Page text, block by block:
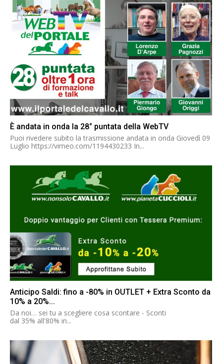
È andata in onda la 28° puntata della WebTV
Puoi rivedere subito la trasmissione andata in onda Giovedì 09
Luglio https://vimeo.com/1194430233 In...
Anticipo Saldi: fino a -80% in OUTLET + Extra Sconto da
10% a 20%...
Da noi… sei tu a scegliere cosa scontare - Sconti
dal 35% all'80% in...